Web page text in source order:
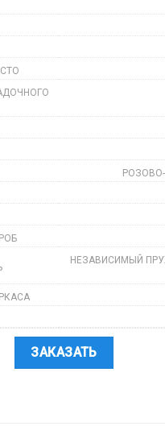
РОЗОВО-
НЕЗАВИСИМЫЙ
ЗАКАЗАТЬ